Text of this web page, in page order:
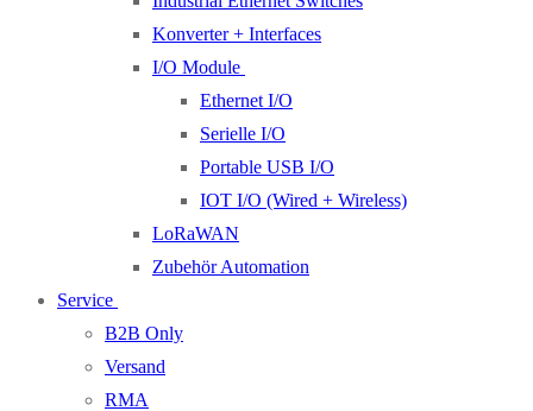
Konverter + Interfaces
I/O Module
Ethernet I/O
Serielle I/O
Portable USB I/O
IOT I/O (Wired + Wireless)
LoRaWAN
Zubehör Automation
Service
B2B Only
Versand
RMA